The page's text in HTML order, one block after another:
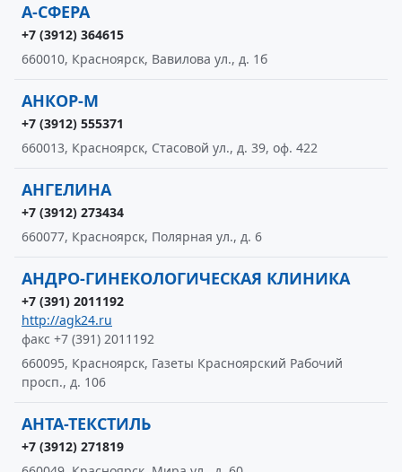
А-СФЕРА
+7 (3912) 364615
660010, Красноярск, Вавилова ул., д. 1б
АНКОР-М
+7 (3912) 555371
660013, Красноярск, Стасовой ул., д. 39, оф. 422
АНГЕЛИНА
+7 (3912) 273434
660077, Красноярск, Полярная ул., д. 6
АНДРО-ГИНЕКОЛОГИЧЕСКАЯ КЛИНИКА
+7 (391) 2011192
http://agk24.ru
факс +7 (391) 2011192
660095, Красноярск, Газеты Красноярский Рабочий
просп., д. 106
АНТА-ТЕКСТИЛЬ
+7 (3912) 271819